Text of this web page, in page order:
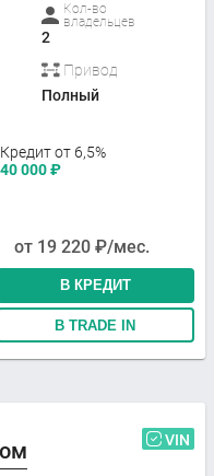
Кол-во
владельцев
2
Привод
Полный
Кредит от 6,5%
40 000₽
от 19 220 ₽/мес.
В КРЕДИТ
В TRADE IN
VIN